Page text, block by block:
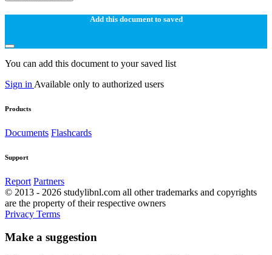
Add this document to saved
You can add this document to your saved list
Sign in Available only to authorized users
Products
Documents Flashcards
Support
Report Partners
© 2013 - 2026 studylibnl.com all other trademarks and copyrights
are the property of their respective owners
Privacy Terms
Make a suggestion